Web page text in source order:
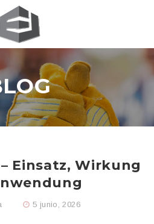
Einsatz, Wirkung
5 junio, 2026